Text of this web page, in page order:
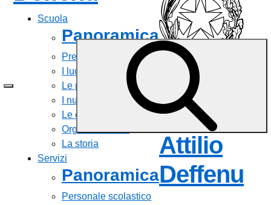
Scuola
Panoramica
Presentazione
I luoghi
Le persone
I numeri della scuola
Le carte della scuola
Organizzazione
La storia
Servizi
Panoramica
Personale scolastico
Istituto
Tecnico
Attilio
Deffenu